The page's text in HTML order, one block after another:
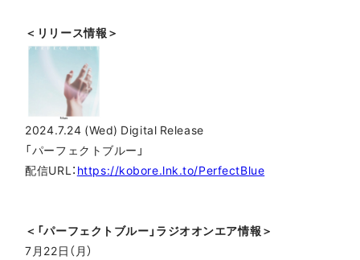
＜リリース情報＞
2024.7.24 (Wed) Digital Release
「パーフェクトブルー」
配信URL： https://kobore.lnk.to/PerfectBlue
＜「パーフェクトブルー」ラジオオンエア情報＞
7月22日（月）